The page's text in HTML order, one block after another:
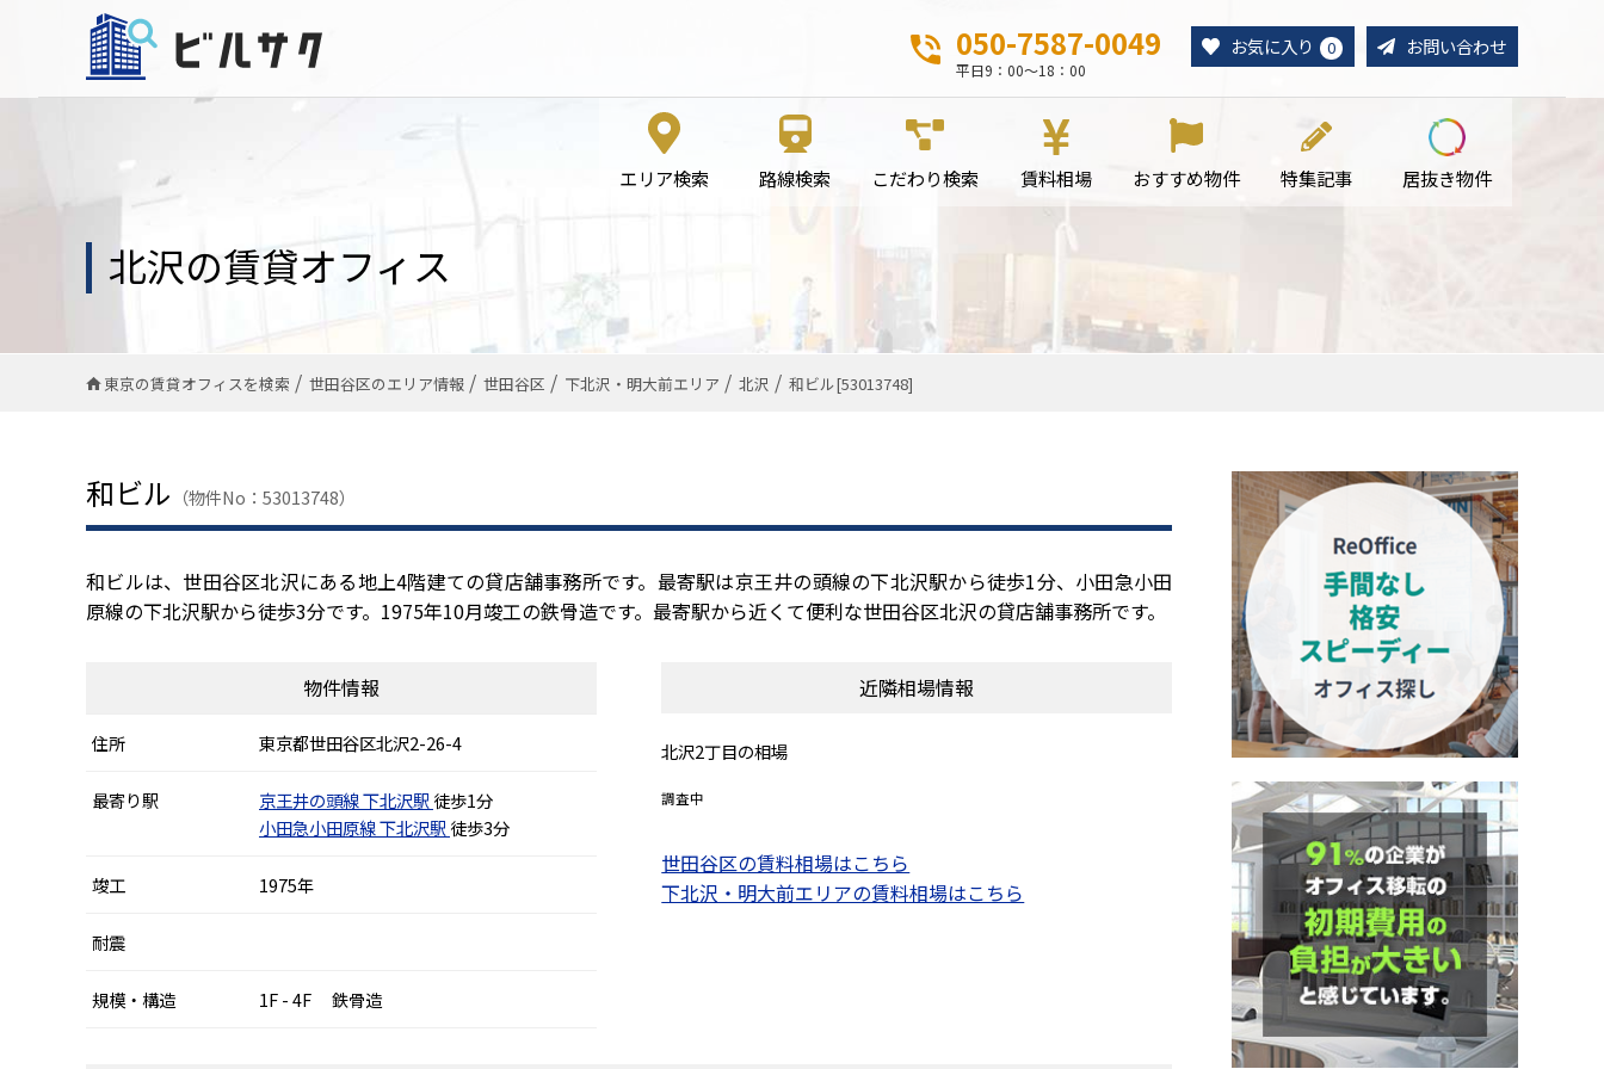
050-7587-0049
平日9：00～18：00
お気に入り 0 お問い合わせ
エリア検索 路線検索 こだわり検索 賃料相場 おすすめ物件 特集記事 居抜き物件
北沢の賃貸オフィス
東京の賃貸オフィスを検索 世田谷区のエリア情報 世田谷区 下北沢・明大前エリア 北沢 和ビル[53013748]
和ビル （物件No：53013748）
和ビルは、世田谷区北沢にある地上4階建ての貸店舗事務所です。最寄駅は京王井の頭線の下北沢駅から徒歩1分、小田急小田
原線の下北沢駅から徒歩3分です。1975年10月竣工の鉄骨造です。最寄駅から近くて便利な世田谷区北沢の貸店舗事務所です。
物件情報
住所 東京都世田谷区北沢2-26-4
最寄り駅 京王井の頭線下北沢駅 徒歩1分
小田急小田原線下北沢駅 徒歩3分
竣工 1975年
耐震
規模・構造 1F - 4F 鉄骨造
近隣相場情報
北沢2丁目の相場
調査中
世田谷区の賃料相場はこちら
下北沢・明大前エリアの賃料相場はこちら